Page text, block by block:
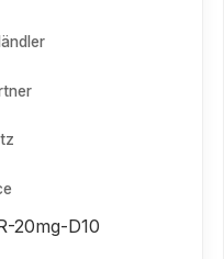
20mg-D10